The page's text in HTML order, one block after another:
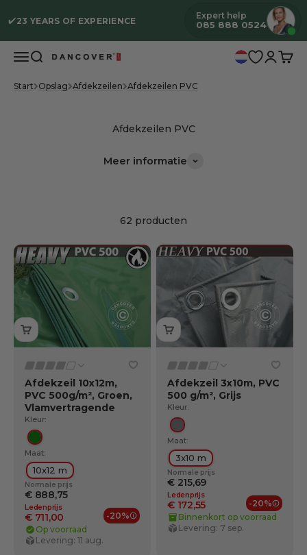
✔️23 YEARS OF EXPERIENCE Expert help
085 888 0524
MenuZoekenDancover Inloggen
Start Opslag Afdekzeilen Afdekzeilen PVC
Meer informatie
62 producten
Afdekzeil 10x12m,
PVC 500g/m², Groen,
Vlamvertragende
Kleur:
Groente
Maat:
10x12 m
Normale prijs
€ 888,75
Ledenprijs
€ 711,00 -20%
Ledenvoordelen
Op voorraad
Levering: 11 aug.
Afdekzeil 3x10m, PVC
500 g/m², Grijs
Kleur:
Grijs
Maat:
3x10 m
Normale prijs
€ 215,69
Ledenprijs
€ 172,55 -20%
Binnenkort op voorraad
Levering: 7 sep.